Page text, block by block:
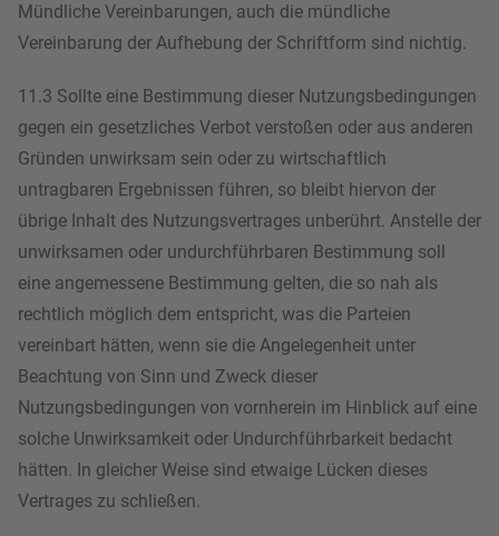
Mündliche Vereinbarungen, auch die mündliche
Vereinbarung der Aufhebung der Schriftform sind nichtig.
11.3 Sollte eine Bestimmung dieser Nutzungsbedingungen
gegen ein gesetzliches Verbot verstoßen oder aus anderen
Gründen unwirksam sein oder zu wirtschaftlich
untragbaren Ergebnissen führen, so bleibt hiervon der
übrige Inhalt des Nutzungsvertrages unberührt. Anstelle der
unwirksamen oder undurchführbaren Bestimmung soll
eine angemessene Bestimmung gelten, die so nah als
rechtlich möglich dem entspricht, was die Parteien
vereinbart hätten, wenn sie die Angelegenheit unter
Beachtung von Sinn und Zweck dieser
Nutzungsbedingungen von vornherein im Hinblick auf eine
solche Unwirksamkeit oder Undurchführbarkeit bedacht
hätten. In gleicher Weise sind etwaige Lücken dieses
Vertrages zu schließen.